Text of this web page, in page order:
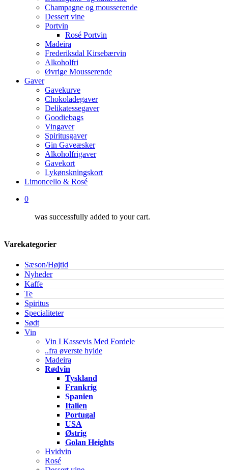
Champagne og mousserende
Dessert vine
Portvin
Rosé Portvin
Madeira
Frederiksdal Kirsebærvin
Alkoholfri
Øvrige Mousserende
Gaver
Gavekurve
Chokoladegaver
Delikatessegaver
Goodiebags
Vingaver
Spiritusgaver
Gin Gaveæsker
Alkoholfrigaver
Gavekort
Lykønskningskort
Limoncello & Rosé
0
was successfully added to your cart.
Varekategorier
Sæson/Højtid
Nyheder
Kaffe
Te
Spiritus
Specialiteter
Sødt
Vin
Vin I Kassevis Med Fordele
..fra øverste hylde
Madeira
Rødvin
Tyskland
Frankrig
Spanien
Italien
Portugal
USA
Østrig
Golan Heights
Hvidvin
Rosé